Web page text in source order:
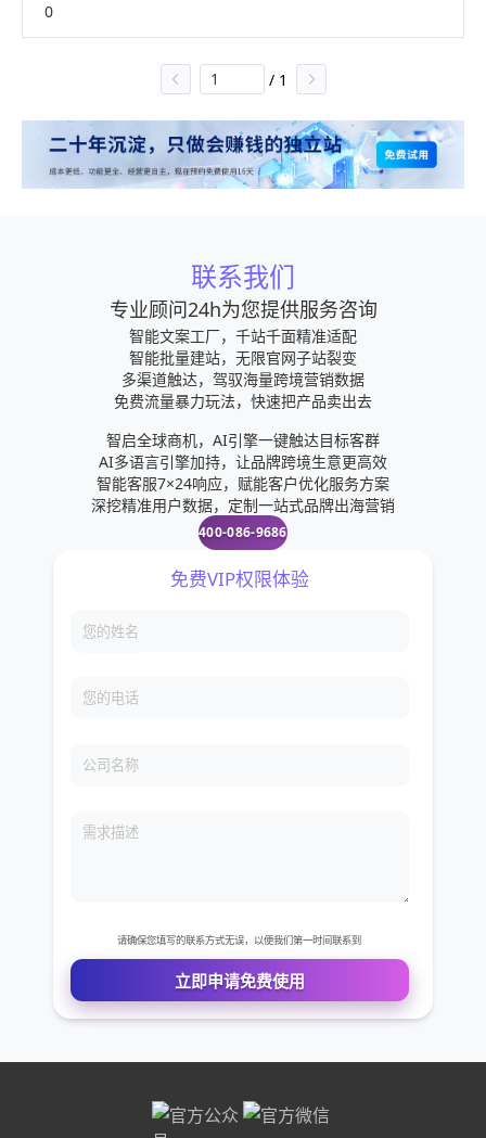
0
/ 1
联系我们
专业顾问24h为您提供服务咨询
智能文案工厂，千站千面精准适配
智能批量建站，无限官网子站裂变
多渠道触达，驾驭海量跨境营销数据
免费流量暴力玩法，快速把产品卖出去
智启全球商机，AI引擎一键触达目标客群
AI多语言引擎加持，让品牌跨境生意更高效
智能客服7×24响应，赋能客户优化服务方案
深挖精准用户数据，定制一站式品牌出海营销
400-086-9686
需求描述
请确保您填写的联系方式无误，以便我们第一时间联系到
立即申请免费使用